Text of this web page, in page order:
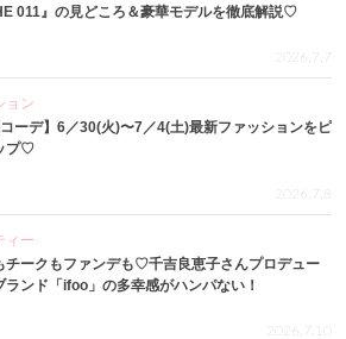
011』の見どころ＆豪華モデルを徹底解説♡
2026.7.7
ョン
コーデ】6／30(火)〜7／4(土)最新ファッションをピ
プ♡
2026.7.8
ィー
チークもファンデも♡千吉良恵子さんプロデュー
ランド「ifoo」の多幸感がハンパない！
2026.7.10